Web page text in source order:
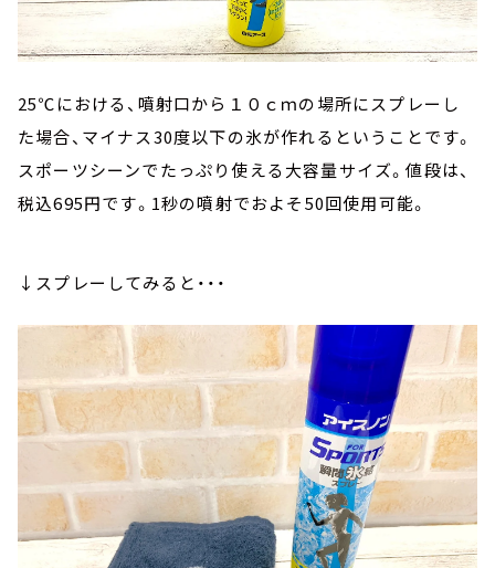
25℃における、噴射口から１０ｃｍの場所にスプレーし
た場合、マイナス30度以下の氷が作れるということです。
スポーツシーンでたっぷり使える大容量サイズ。値段は、
税込695円です。1秒の噴射でおよそ50回使用可能。
↓スプレーしてみると・・・